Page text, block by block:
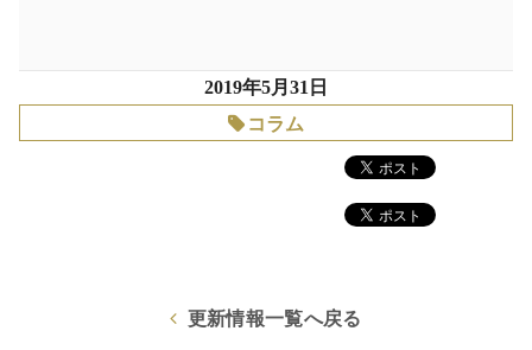
2019年5月31日
コラム
更新情報一覧へ戻る